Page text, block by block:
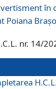
în
Poiana
nr. 14/